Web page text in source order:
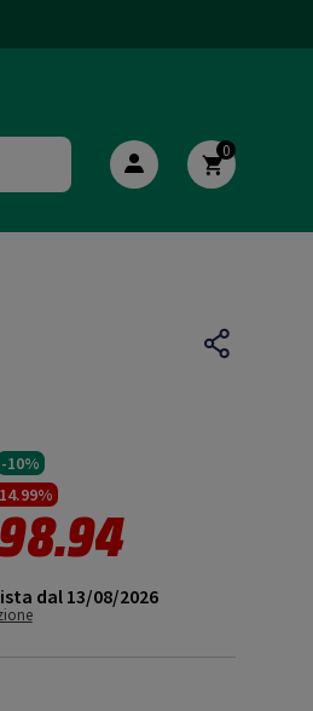
0
-10%
da
dal 13/08/2026